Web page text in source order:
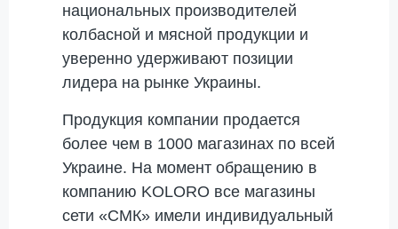
национальных производителей
колбасной и мясной продукции и
уверенно удерживают позиции
лидера на рынке Украины.
Продукция компании продается
более чем в 1000 магазинах по всей
Украине. На момент обращению в
компанию KOLORO все магазины
сети «СМК» имели индивидуальный